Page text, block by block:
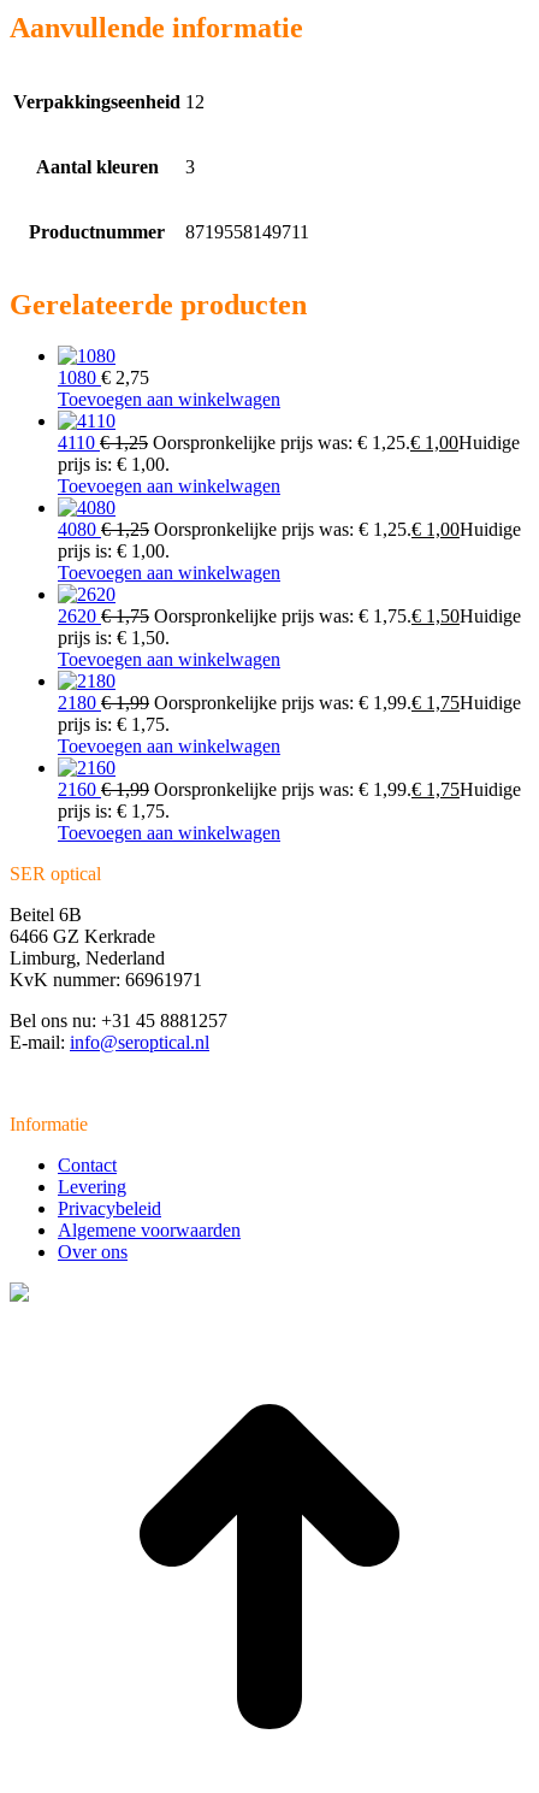
Aanvullende informatie
Verpakkingseenheid 12
Aantal kleuren 3
Productnummer 8719558149711
Gerelateerde producten
1080 € 2,75
Toevoegen aan winkelwagen
4110 €1,25 Oorspronkelijke prijs was: € 1,25.€ 1,00Huidige
prijs is: € 1,00.
Toevoegen aan winkelwagen
4080 €1,25 Oorspronkelijke prijs was: € 1,25.€ 1,00Huidige
prijs is: € 1,00.
Toevoegen aan winkelwagen
2620 €1,75 Oorspronkelijke prijs was: € 1,75.€ 1,50Huidige
prijs is: € 1,50.
Toevoegen aan winkelwagen
2180 €1,99 Oorspronkelijke prijs was: € 1,99.€ 1,75Huidige
prijs is: € 1,75.
Toevoegen aan winkelwagen
2160 €1,99 Oorspronkelijke prijs was: € 1,99.€ 1,75Huidige
prijs is: € 1,75.
Toevoegen aan winkelwagen
SER optical
Beitel 6B
6466 GZ Kerkrade
Limburg, Nederland
KvK nummer: 66961971
Bel ons nu: +31 45 8881257
E-mail: info@seroptical.nl
Informatie
Contact
Levering
Privacybeleid
Algemene voorwaarden
Over ons